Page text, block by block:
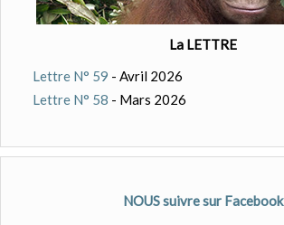
La LETTRE
Lettre N° 59 - Avril 2026
Lettre N° 58 - Mars 2026
NOUS suivre sur Facebook